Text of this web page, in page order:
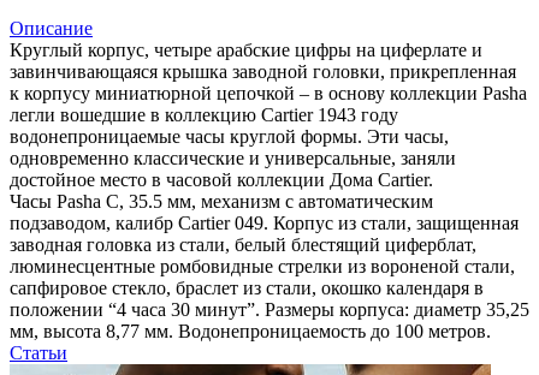
Описание
Круглый корпус, четыре арабские цифры на циферлате и
завинчивающаяся крышка заводной головки, прикрепленная
к корпусу миниатюрной цепочкой – в основу коллекции Pasha
легли вошедшие в коллекцию Cartier 1943 году
водонепроницаемые часы круглой формы. Эти часы,
одновременно классические и универсальные, заняли
достойное место в часовой коллекции Дома Cartier.
Часы Pasha C, 35.5 мм, механизм с автоматическим
подзаводом, калибр Cartier 049. Корпус из стали, защищенная
заводная головка из стали, белый блестящий циферблат,
люминесцентные ромбовидные стрелки из вороненой стали,
сапфировое стекло, браслет из стали, окошко календаря в
положении “4 часа 30 минут”. Размеры корпуса: диаметр 35,25
мм, высота 8,77 мм. Водонепроницаемость до 100 метров.
Статьи